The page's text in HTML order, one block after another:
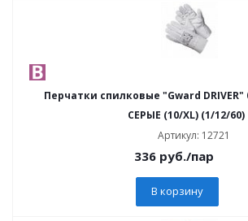
Перчатки спилковые "Gward
СЕРЫЕ (10/XL) (1/12/60)
Артикул: 12721
336 руб./пар
В корзину